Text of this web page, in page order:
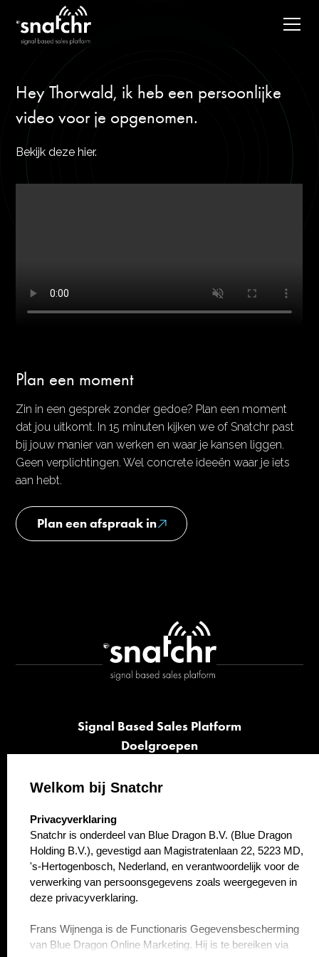
Hey Thorwald, ik heb een persoonlijke
video voor je opgenomen.
Bekijk deze hier.
Plan een moment
Zin in een gesprek zonder gedoe? Plan een moment
dat jou uitkomt. In 15 minuten kijken we of Snatchr past
bij jouw manier van werken en waar je kansen liggen.
Geen verplichtingen. Wel concrete ideeën waar je iets
aan hebt.
Plan een afspraak in
Signal Based Sales Platform
Doelgroepen
Opvolging
Over ons
Contact
Welkom bij Snatchr
select language
Privacyverklaring
Snatchr is onderdeel van Blue Dragon B.V. (Blue Dragon
Holding B.V.), gevestigd aan Magistratenlaan 22, 5223 MD,
's-Hertogenbosch, Nederland, en verantwoordelijk voor de
verwerking van persoonsgegevens zoals weergegeven in
deze privacyverklaring.
Frans Wijnenga is de Functionaris Gegevensbescherming
van Blue Dragon Online Marketing. Hij is te bereiken via